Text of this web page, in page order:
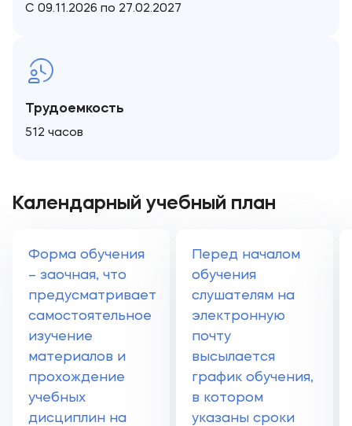
С 09.11.2026 по 27.02.2027
Трудоемкость
512 часов
Календарный учебный план
Форма обучения
– заочная, что
предусматривает
самостоятельное
изучение
материалов и
прохождение
учебных
дисциплин на
Перед началом
обучения
слушателям на
электронную
почту
высылается
график обучения,
в котором
указаны сроки